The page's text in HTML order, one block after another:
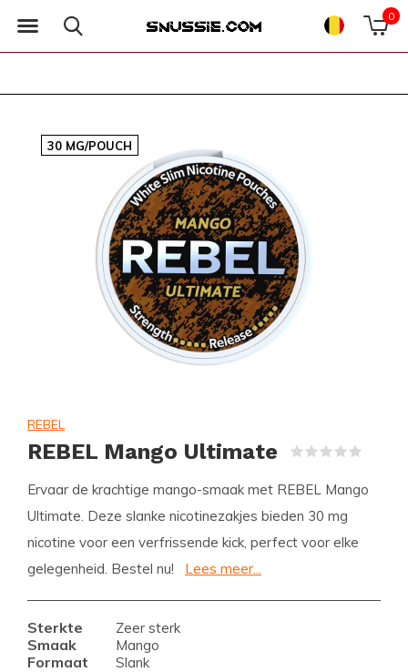
0
30 MG/POUCH
REBEL
REBEL Mango Ultimate
Ervaar de krachtige mango-smaak met REBEL Mango
Ultimate. Deze slanke nicotinezakjes bieden 30 mg
nicotine voor een verfrissende kick, perfect voor elke
gelegenheid. Bestel nu!
Lees meer...
Sterkte Zeer sterk
Smaak Mango
Formaat Slank